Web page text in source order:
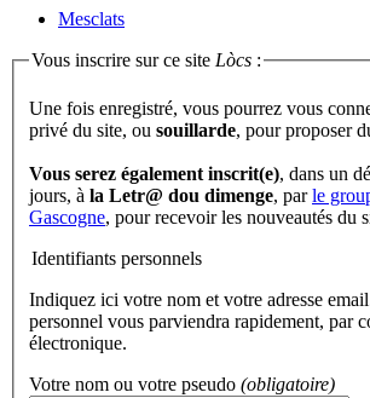
Mesclats
Vous inscrire sur ce site Lòcs :
Une fois enregistré, vous pourrez vous
privé du site, ou souillarde , pour proposer
Vous serez également inscrit(e), dans un
jours, à la Letr@ dou dimenge, parle
Gascogne, pour recevoir les nouveautés du
Identifiants personnels
Indiquez ici votre nom et votre adresse
personnel vous parviendra rapidement, par
électronique.
Votre nom ou votre pseudo (obligatoire)